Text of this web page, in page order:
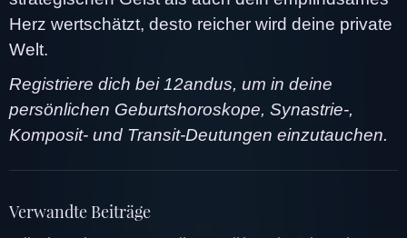
Herz wertschätzt, desto reicher wird deine private
Welt.
Registriere dich bei 12andus, um in deine
persönlichen Geburtshoroskope, Synastrie-,
Komposit- und Transit-Deutungen einzutauchen.
Verwandte Beiträge